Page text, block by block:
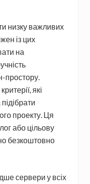
низку важливих
із цих
на
простору.
які
проекту. Ця
або цільову
безкоштовно
сервери у всіх